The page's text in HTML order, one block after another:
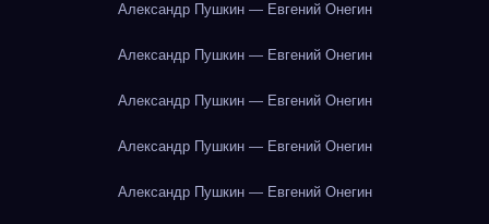
Александр Пушкин — Евгений Онегин
Александр Пушкин — Евгений Онегин
Александр Пушкин — Евгений Онегин
Александр Пушкин — Евгений Онегин
Александр Пушкин — Евгений Онегин